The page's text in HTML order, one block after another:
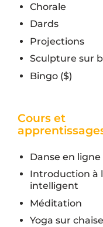
Chorale
Dards
Projections
Sculpture sur
Bingo ($)
Cours et
Danse en ligne
Introduction à
intelligent
Méditation
Yoga sur